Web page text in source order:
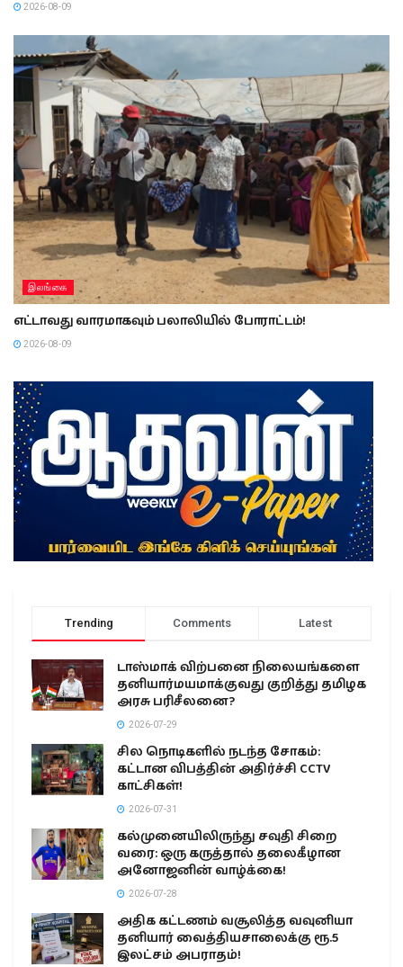
2026-08-09
இலங்கை
எட்டாவது வாரமாகவும் பலாலியில் போராட்டம்!
2026-08-09
Trending Comments Latest
டாஸ்மாக் விற்பனை நிலையங்களை
தனியார்மயமாக்குவது குறித்து தமிழக
அரசு பரிசீலனை?
2026-07-29
சில நொடிகளில் நடந்த சோகம்:
கட்டான விபத்தின் அதிர்ச்சி CCTV
காட்சிகள்!
2026-07-31
கல்முனையிலிருந்து சவுதி சிறை
வரை: ஒரு கருத்தால் தலைகீழான
அனோஜனின் வாழ்க்கை!
2026-07-28
அதிக கட்டணம் வசூலித்த வவுனியா
தனியார் வைத்தியசாலைக்கு ரூ.5
இலட்சம் அபராதம்!